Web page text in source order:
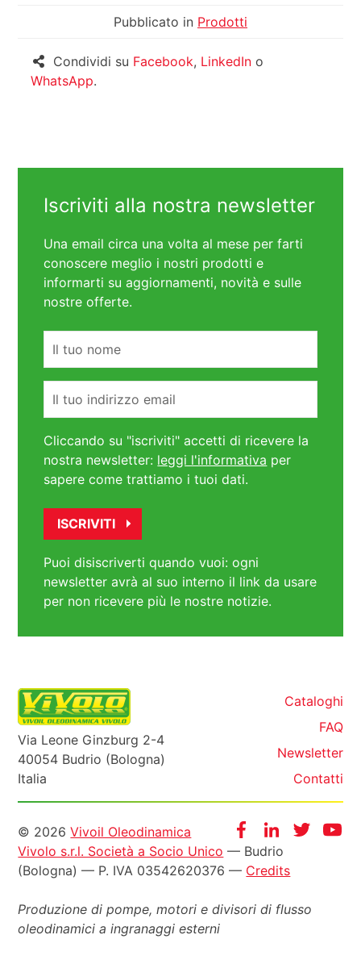
Pubblicato in Prodotti
Condividi su Facebook, LinkedIn o
WhatsApp.
Iscriviti alla nostra newsletter
Una email circa una volta al mese per farti
conoscere meglio i nostri prodotti e
informarti su aggiornamenti, novità e sulle
nostre offerte.
Cliccando su "iscriviti" accetti di ricevere la
nostra newsletter: leggi l'informativa per
sapere come trattiamo i tuoi dati.
Puoi disiscriverti quando vuoi: ogni
newsletter avrà al suo interno il link da usare
per non ricevere più le nostre notizie.
Via Leone Ginzburg 2-4
40054 Budrio (Bologna)
Italia
Cataloghi
FAQ
Newsletter
Contatti
FacebookInstagram
Twitter
Informazioni
legali
© 2026Vivoil Oleodinamica
Vivolo s.r.l. Società a Socio Unico — Budrio
(Bologna) — P. IVA 03542620376 — Credits
Produzione di pompe, motori edivisori di flusso
oleodinamici a ingranaggi esterni